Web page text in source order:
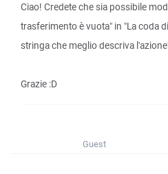
Ciao! Credete che sia possibile
trasferimento è vuota" in "La coda
stringa che meglio descriva
Grazie :D
Guest